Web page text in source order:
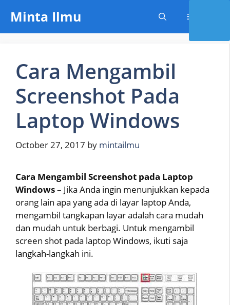
content
Minta Ilmu
Cara Mengambil
Screenshot Pada
Laptop Windows
October 27, 2017 by mintailmu
Cara Mengambil Screenshot pada Laptop
Windows– Jika Anda ingin menunjukkan kepada
orang lain apa yang ada di layar laptop Anda,
mengambil tangkapan layar adalah cara mudah
dan mudah untuk berbagi. Untuk mengambil
screen shot pada laptop Windows, ikuti saja
langkah-langkah ini.